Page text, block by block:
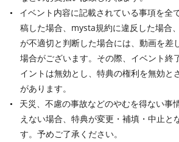
イベント内容に記載されている事項を全
稿した場合、mysta規約に違反した場合
が不適切と判断した場合には、動画を差
場合がございます。その際、イベント終
イントは無効とし、特典の権利を無効と
があります。
天災、不慮の事故などのやむを得ない事
えない場合、特典が変更・補填・中止と
す。予めご了承ください。